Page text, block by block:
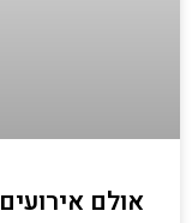
אולם אירועים